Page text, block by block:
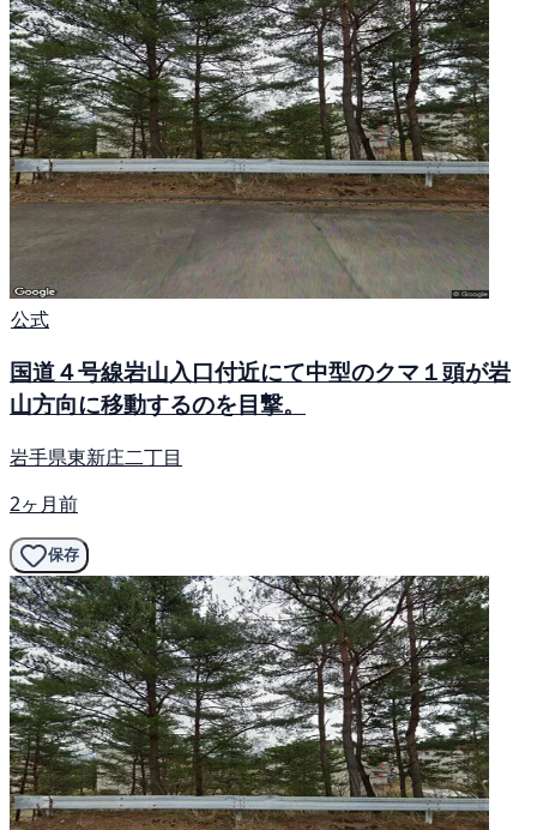
公式
国道４号線岩山入口付近にて中型のクマ１頭が岩
山方向に移動するのを目撃。
岩手県東新庄二丁目
2ヶ月前
保存